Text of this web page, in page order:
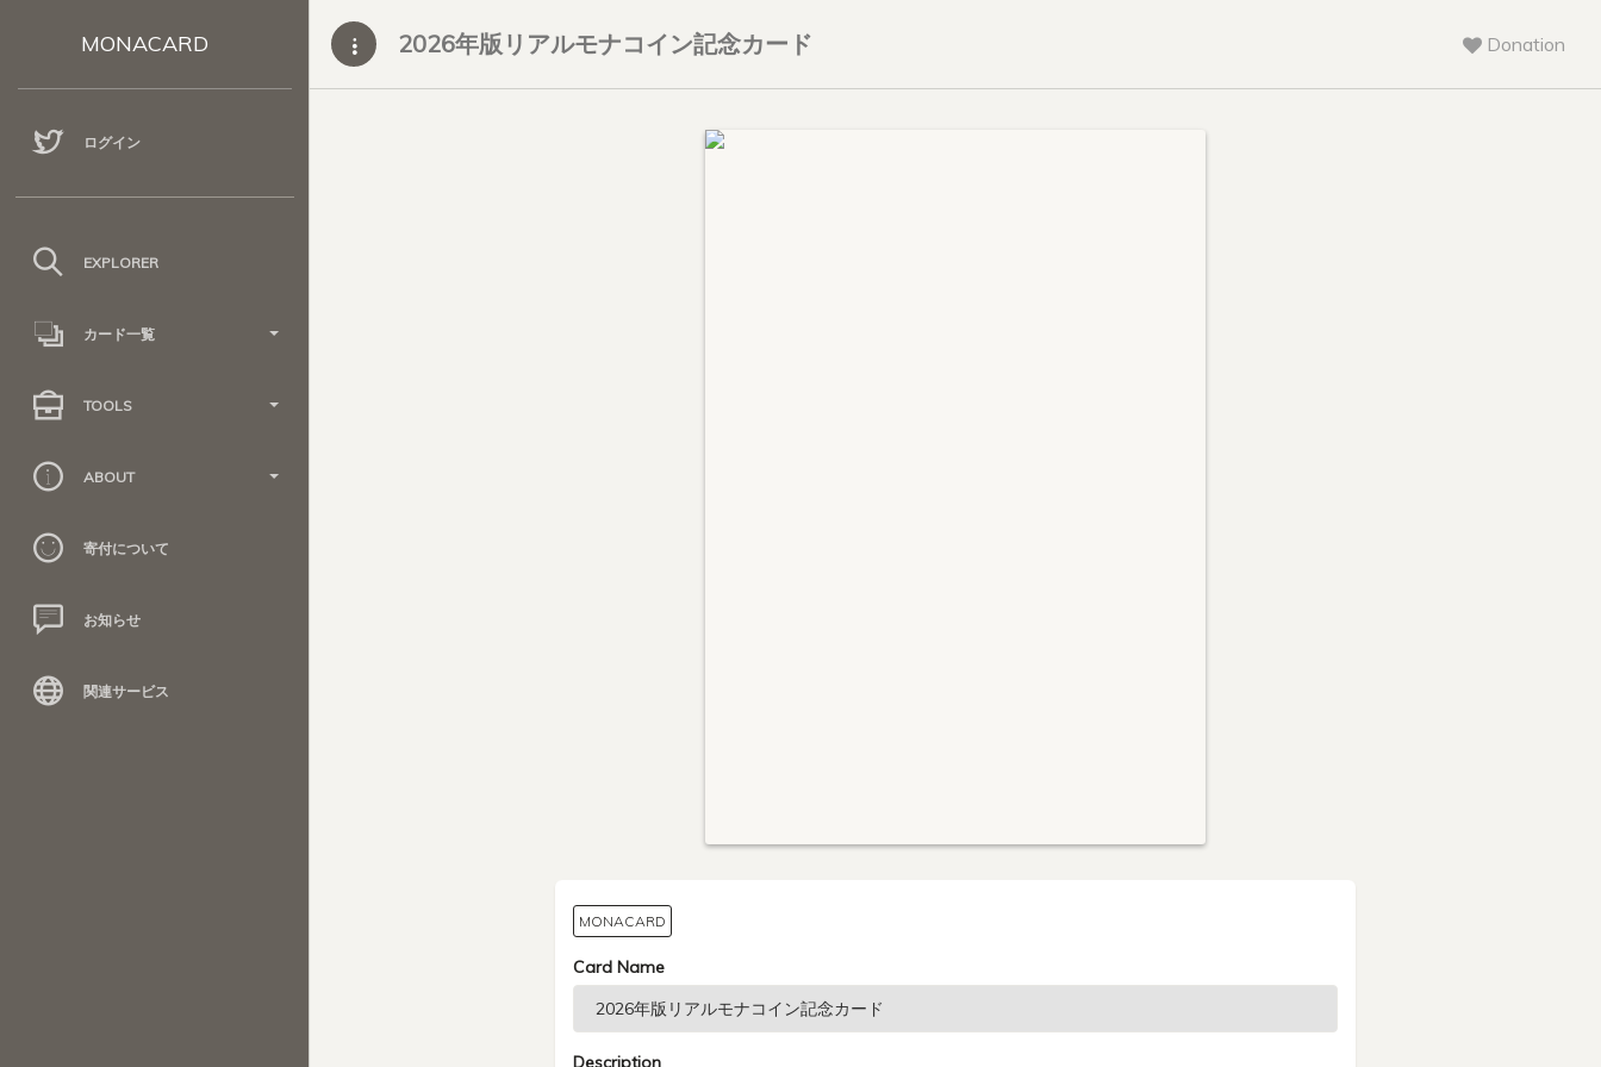
MONACARD
ログイン
EXPLORER
カード一覧
TOOLS
ABOUT
寄付について
お知らせ
関連サービス
2026年版リアルモナコイン記念カード Donation
MONACARD
Card Name
Description